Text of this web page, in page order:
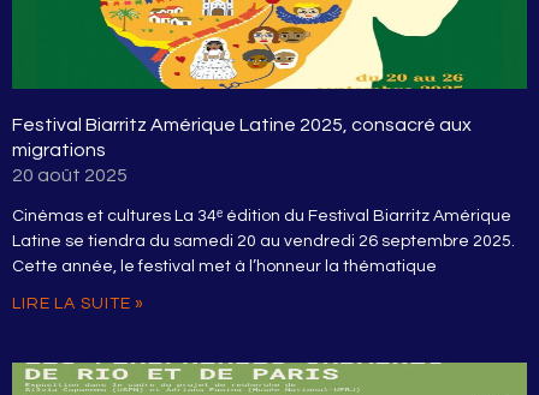
Festival Biarritz Amérique Latine 2025, consacré aux
migrations
20 août 2025
Cinémas et cultures La 34ᵉ édition du Festival Biarritz Amérique
Latine se tiendra du samedi 20 au vendredi 26 septembre 2025.
Cette année, le festival met à l’honneur la thématique
LIRE LA SUITE »